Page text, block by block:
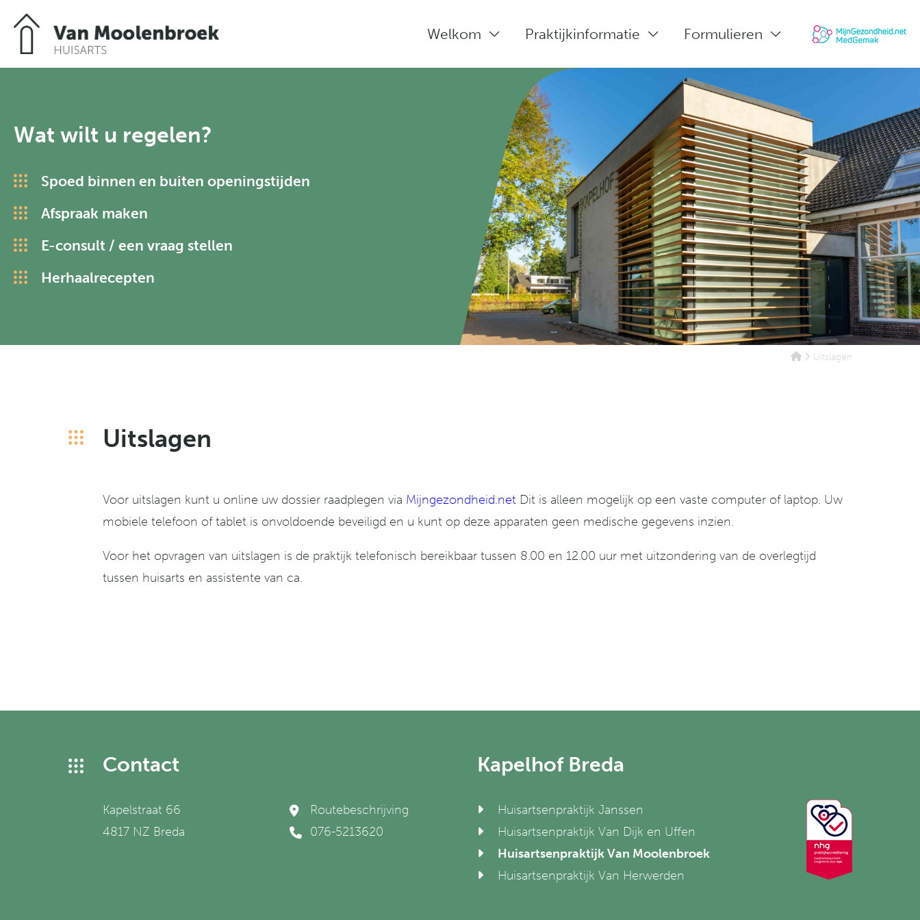
Sluiten
Welkom Praktijkinformatie Formulieren
Wat wilt u regelen?
Spoed binnen en buiten openingstijden
Afspraak maken
E-consult / een vraag stellen
Herhaalrecepten
Uitslagen
Uitslagen
Voor uitslagen kunt u online uw dossier raadplegen via Mijngezondheid.netDit is alleen mogelijk op een vaste computer of laptop. Uw
mobiele telefoon of tablet is onvoldoende beveiligd en u kunt op deze apparaten geen medische gegevens inzien.
Voor het opvragen van uitslagen is de praktijk telefonisch bereikbaar tussen 8.00 en 12.00 uur met uitzondering van de overlegtijd
tussen huisarts en assistente van ca.
Contact
Kapelstraat 66
4817 NZ Breda
Routebeschrijving
076-5213620
Kapelhof Breda
Huisartsenpraktijk Janssen
Huisartsenpraktijk Van Dijk en Uffen
Huisartsenpraktijk Van Moolenbroek
Huisartsenpraktijk Van Herwerden